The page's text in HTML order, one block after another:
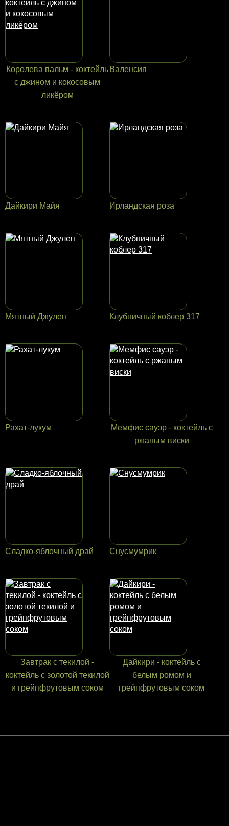
Королева пальм - коктейль
с джином и кокосовым
ликёром
Валенсия
Дайкири Майя Ирландская роза
Мятный Джулеп Клубничный коблер 317
Рахат-лукум
Мемфис сауэр - коктейль с
ржаным виски
Сладко-яблочный драй Снусмумрик
Завтрак с текилой -
коктейль с золотой текилой
и грейпфрутовым соком
Дайкири - коктейль с
белым ромом и
грейпфрутовым соком